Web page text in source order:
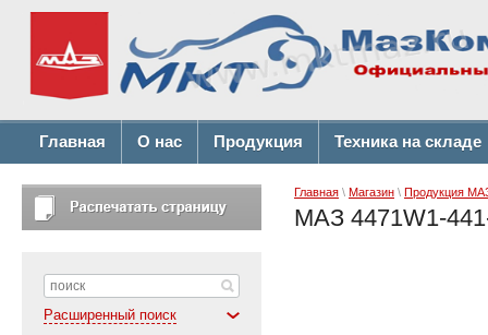
Главная О нас Продукция Техника на складе
Расширенный поиск
Главная \ Магазин \ Продукция
МАЗ 4471W1-